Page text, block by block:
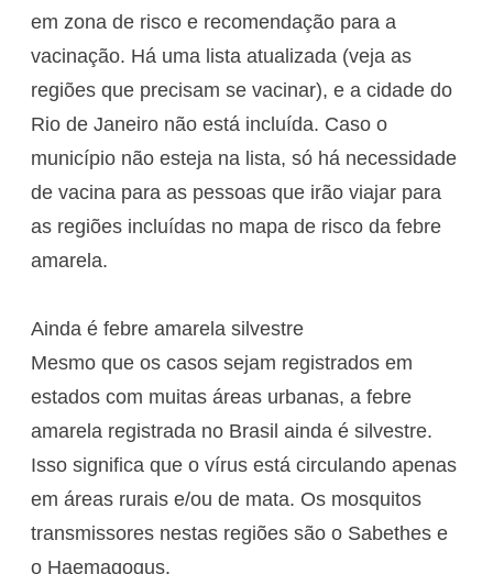
em zona de risco e recomendação para a
vacinação. Há uma lista atualizada (veja as
regiões que precisam se vacinar), e a cidade do
Rio de Janeiro não está incluída. Caso o
município não esteja na lista, só há necessidade
de vacina para as pessoas que irão viajar para
as regiões incluídas no mapa de risco da febre
amarela.
Ainda é febre amarela silvestre
Mesmo que os casos sejam registrados em
estados com muitas áreas urbanas, a febre
amarela registrada no Brasil ainda é silvestre.
Isso significa que o vírus está circulando apenas
em áreas rurais e/ou de mata. Os mosquitos
transmissores nestas regiões são o Sabethes e
o Haemagogus.